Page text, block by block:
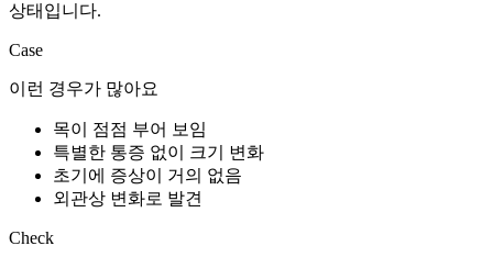
상태입니다.
Case
이런 경우가 많아요
목이 점점 부어 보임
특별한 통증 없이 크기 변화
초기에 증상이 거의 없음
외관상 변화로 발견
Check